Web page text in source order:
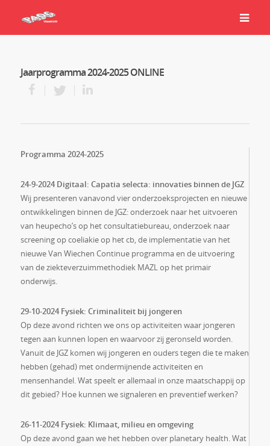
Jaarprogramma 2024-2025 ONLINE
Programma 2024-2025
24-9-2024 Digitaal: Capatia selecta: innovaties binnen de JGZ
Wij presenteren vanavond vier onderzoeksprojecten en nieuwe
ontwikkelingen binnen de JGZ: onderzoek naar het uitvoeren
van heupecho’s op het consultatiebureau, onderzoek naar
screening op coeliakie op het cb, de implementatie van het
nieuwe Van Wiechen Continue programma en de uitvoering
van de ziekteverzuimmethodiek MAZL op het primair
onderwijs.
29-10-2024 Fysiek: Criminaliteit bij jongeren
Op deze avond richten we ons op activiteiten waar jongeren
tegen aan kunnen lopen en waarvoor zij geronseld worden.
Vanuit de JGZ komen wij jongeren en ouders tegen die te maken
hebben (gehad) met ondermijnende activiteiten en
mensenhandel. Wat speelt er allemaal in onze maatschappij op
dit gebied? Hoe kunnen we signaleren en preventief werken?
26-11-2024 Fysiek: Klimaat, milieu en omgeving
Op deze avond gaan we het hebben over planetary health. Wat